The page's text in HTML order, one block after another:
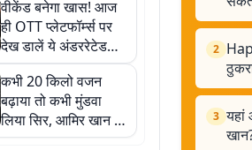
ट्वीट कर जताया आभार
वीकेंड बनेगा खास! आज
ही OTT प्लेटफॉर्म्स पर
देख डालें ये अंडररेटेड
फिल्में
कभी 20 किलो वजन
बढ़ाया तो कभी मुंडवा
लिया सिर, आमिर खान के
7 रोल, जिन्हें देखकर आप
2
3 यहां